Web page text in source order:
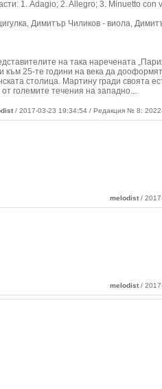
1. Adagio; 2. Allegro; 3. Minuetto con
Димитър Чиликов - виола,
на така наречената
25-те години на века да
столица. Мартину гради своята
големите течения на западно...
/ 2017-03-23 19:34:54 / Редакция № 8:
melodist /
melodist /